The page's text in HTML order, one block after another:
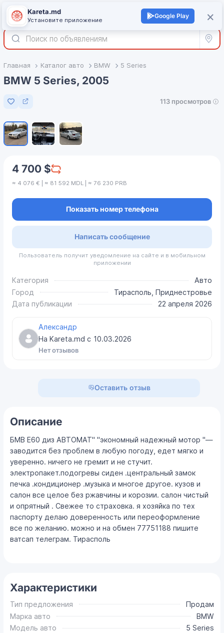
Войти +
Все
Главная Каталог авто BMW 5 Series
BMW 5 Series, 2005
Добавить в избранное
113 просмотров
4 700 $
≈ 4 076 € | ≈ 81 592 MDL | ≈ 76 230 PRB
Показать номер телефона
Написать сообщение
Пользователь получит уведомление на сайте и в мобильном
приложении
Категория
Авто
Город
Тирасполь, Приднестровье
Дата публикации
22 апреля 2026
Александр
На Kareta.md с 10.03.2026
Нет отзывов
Оставить отзыв
Описание
БМВ Е60 диз АВТОМАТ" "экономный надежный мотор "—
заводится без проблем в любую погоду, едет мягко и
уверенно. ничего не гремит и не стучит.
электропакет.подогревы сиден .центральный замок
печка .кондиционер .музыка и многое другое. кузов и
салон все целое без ржавчины и корозии. салон чистый
и опрятный . Свежее то страховка. я хозяйка по тех
паспорту делаю доверенность или переоформление
все по желанию. можно и на обмен 77751188 пишите
ватсап телеграм. Тирасполь
Характеристики
Тип предложения
Продам
Марка авто
BMW
Модель авто
5 Series
×
Kareta.md
Установите приложение
Google Play